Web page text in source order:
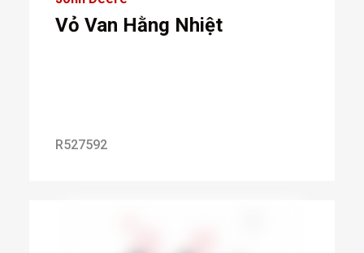
Vỏ Van Hằng Nhiệt
R527592